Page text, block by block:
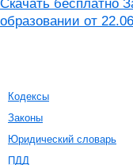
Скачать бесплатно
образовании от
Кодексы
Законы
Юридический словарь
ПДД